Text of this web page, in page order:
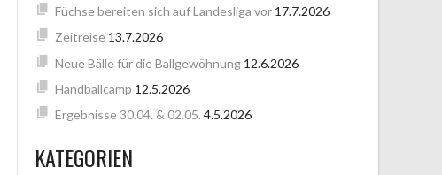
Füchse bereiten sich auf Landesliga vor 17.7.2026
Zeitreise 13.7.2026
Neue Bälle für die Ballgewöhnung 12.6.2026
Handballcamp 12.5.2026
Ergebnisse 30.04. & 02.05. 4.5.2026
KATEGORIEN